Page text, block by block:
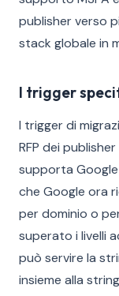
publisher verso
stack globale in
I trigger
I trigger di
RFP dei
supporta
che Google ora
per dominio o
superato i livelli
può servire la
insieme alla